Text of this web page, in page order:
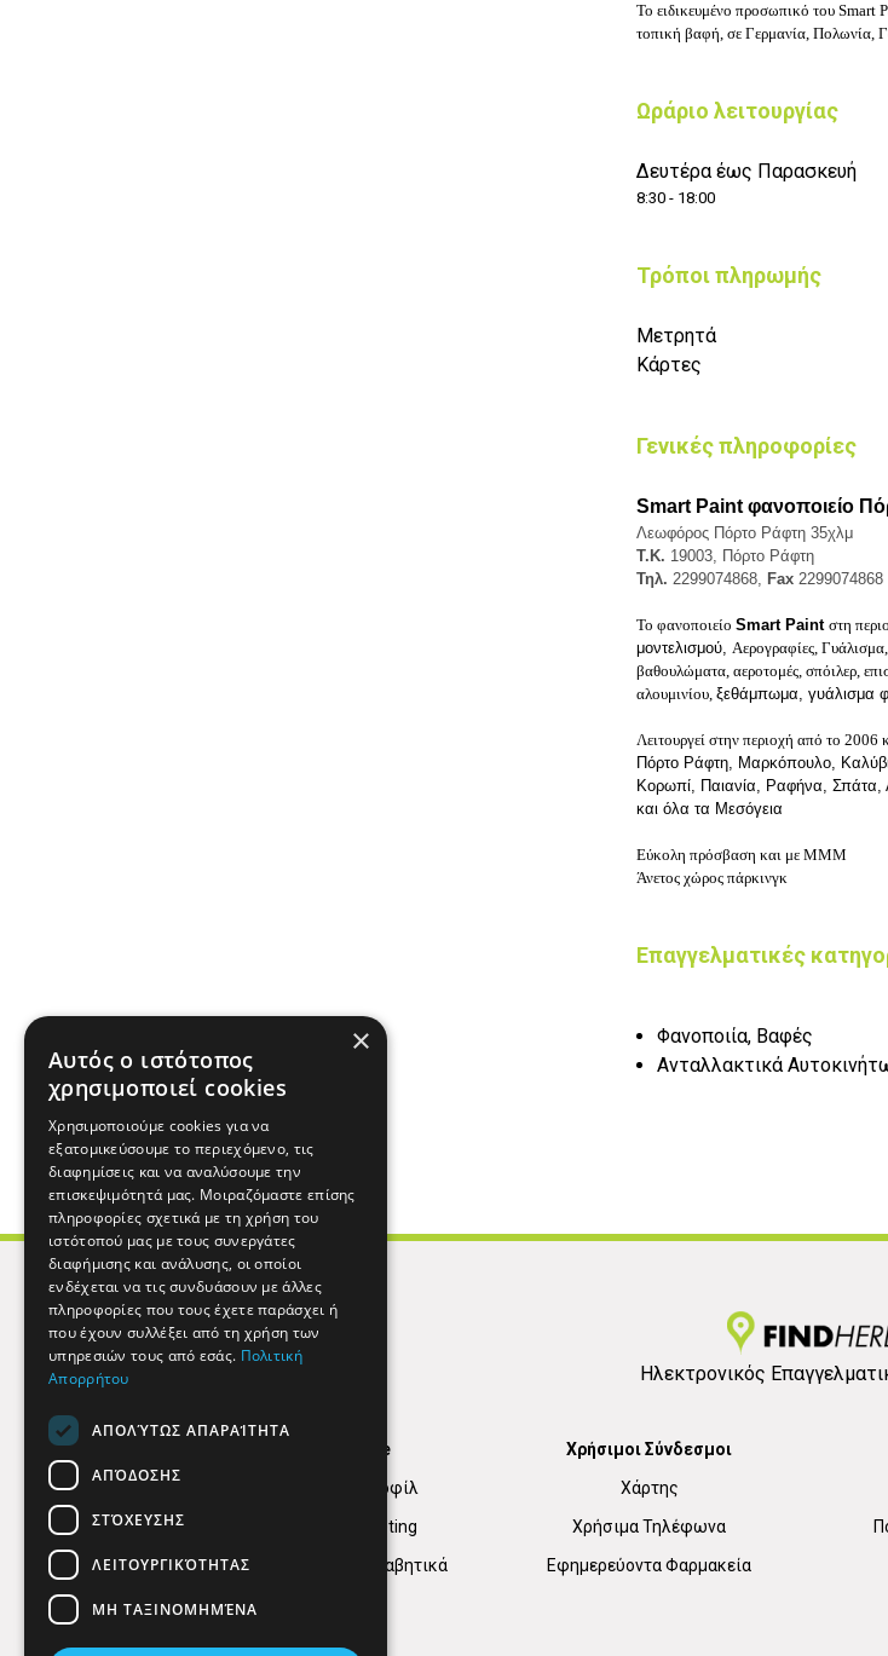
Το ειδικευμένο προσωπικό του Smart
τοπική βαφή, σε Γερμανία, Πολωνία,
Ωράριο λειτουργίας
Δευτέρα έως Παρασκευή
8:30 - 18:00
Τρόποι πληρωμής
Μετρητά
Κάρτες
Γενικές πληροφορίες
Smart Paint φανοποιείο
Λεωφόρος Πόρτο Ράφτη 35χλμ
Τ.Κ. 19003, Πόρτο Ράφτη
Τηλ. 2299074868, Fax 2299074868
Το φανοποιείο Smart Paint στη
μοντελισμού, Αερογραφίες,
βαθουλώματα, αεροτομές, σπόιλερ,
αλουμινίου, ξεθάμπωμα, γυάλισμα
Λειτουργεί στην περιοχή από το 2006
Πόρτο Ράφτη, Μαρκόπουλο,
Κορωπί, Παιανία, Ραφήνα, Σπάτα,
και όλα τα Μεσόγεια
Εύκολη πρόσβαση και με ΜΜΜ
Άνετος χώρος πάρκινγκ
Επαγγελματικές
Φανοποιία, Βαφές
Ανταλλακτικά
Ηλεκτρονικός
Find Here
Εταιρικό Προφίλ
Digital marketing
Κατηγορίες Αλφαβητικά
Χρήσιμοι Σύνδεσμοι
Χάρτης
Χρήσιμα Τηλέφωνα
Εφημερεύοντα Φαρμακεία
×
Αυτός ο ιστότοπος
χρησιμοποιεί cookies
Χρησιμοποιούμε cookies για να
εξατομικεύσουμε το περιεχόμενο, τις
διαφημίσεις και να αναλύσουμε την
επισκεψιμότητά μας. Μοιραζόμαστε επίσης
πληροφορίες σχετικά με τη χρήση του
ιστότοπού μας με τους συνεργάτες
διαφήμισης και ανάλυσης, οι οποίοι
ενδέχεται να τις συνδυάσουν με άλλες
πληροφορίες που τους έχετε παράσχει ή
που έχουν συλλέξει από τη χρήση των
υπηρεσιών τους από εσάς. Πολιτική
Απορρήτου
ΑΠΟΛΎΤΩΣ ΑΠΑΡΑΊΤΗΤΑ
ΑΠΌΔΟΣΗΣ
ΣΤΌΧΕΥΣΗΣ
ΛΕΙΤΟΥΡΓΙΚΌΤΗΤΑΣ
ΜΗ ΤΑΞΙΝΟΜΗΜΈΝΑ